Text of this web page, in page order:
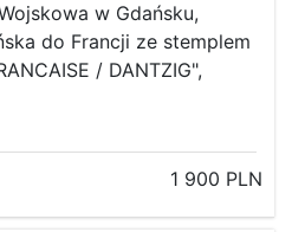
w Gdańsku,
do Francji ze stemplem
/ DANTZIG",
1 900 PLN